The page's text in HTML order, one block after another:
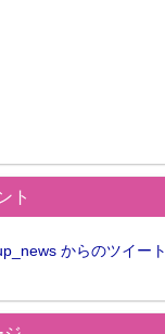
ト
からのツイート